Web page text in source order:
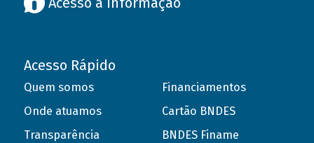
Acesso Rápido
Quem somos
Onde atuamos
Transparência
Financiamentos
Cartão BNDES
BNDES Finame